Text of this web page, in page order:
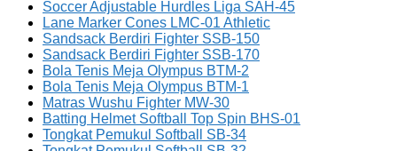
Soccer Adjustable Hurdles Liga SAH-45
Lane Marker Cones LMC-01 Athletic
Sandsack Berdiri Fighter SSB-150
Sandsack Berdiri Fighter SSB-170
Bola Tenis Meja Olympus BTM-2
Bola Tenis Meja Olympus BTM-1
Matras Wushu Fighter MW-30
Batting Helmet Softball Top Spin BHS-01
Tongkat Pemukul Softball SB-34